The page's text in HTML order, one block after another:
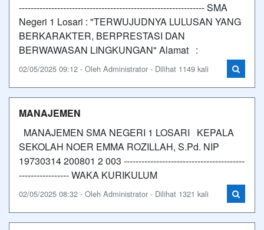
--------------------------------------------------------------- SMA
Negeri 1 Losari : "TERWUJUDNYA LULUSAN YANG
BERKARAKTER, BERPRESTASI DAN
BERWAWASAN LINGKUNGAN" Alamat :
02/05/2025 09:12 - Oleh Administrator - Dilihat 1149 kali
MANAJEMEN
MANAJEMEN SMA NEGERI 1 LOSARI KEPALA
SEKOLAH NOER EMMA ROZILLAH, S.Pd. NIP
19730314 200801 2 003 -----------------------------------------
----------------- WAKA KURIKULUM
02/05/2025 08:32 - Oleh Administrator - Dilihat 1321 kali